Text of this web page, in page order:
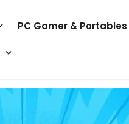
PC Gamer & Portables